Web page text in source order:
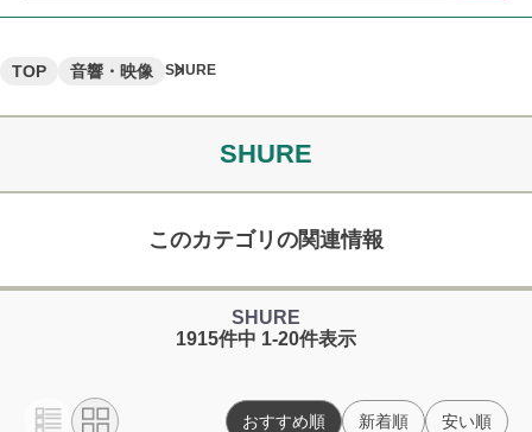
TOP 音響・映像 SHURE
SHURE
このカテゴリの関連情報
SHURE
1915件中 1-20件表示
おすすめ順 新着順 安い順